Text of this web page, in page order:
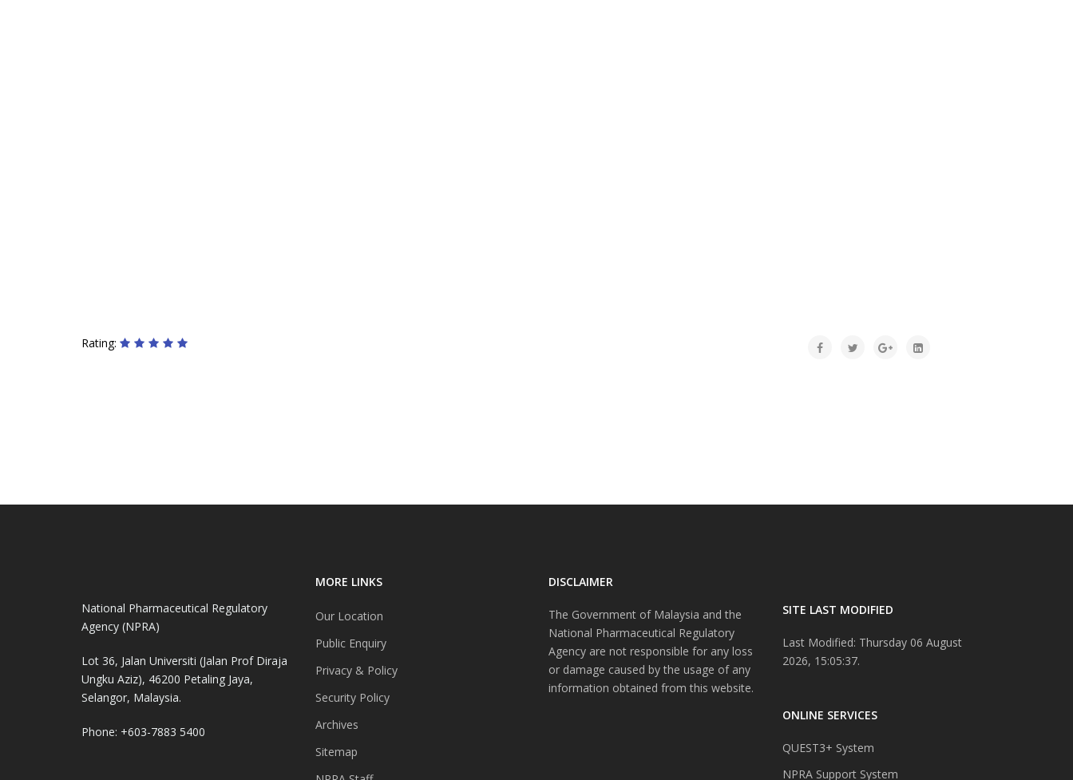
Rating:
National Pharmaceutical Regulatory
Agency (NPRA)
Lot 36, Jalan Universiti (Jalan Prof Diraja
Ungku Aziz), 46200 Petaling Jaya,
Selangor, Malaysia.
Phone: +603-7883 5400
MORE LINKS
Our Location
Public Enquiry
Privacy & Policy
Security Policy
Archives
Sitemap
DISCLAIMER
The Government of Malaysia and the
National Pharmaceutical Regulatory
Agency are not responsible for any loss
or damage caused by the usage of any
information obtained from this website.
SITE LAST MODIFIED
Last Modified: Thursday 06 August
2026, 15:05:37.
ONLINE SERVICES
QUEST3+ System
NPRA Support System